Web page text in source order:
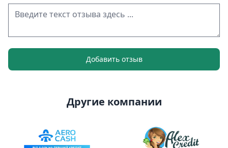
Добавить отзыв
Другие компании